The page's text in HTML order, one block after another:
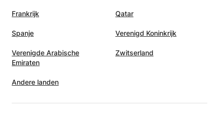
Frankrijk Qatar
Spanje Verenigd Koninkrijk
Verenigde Arabische
Emiraten
Zwitserland
Andere landen